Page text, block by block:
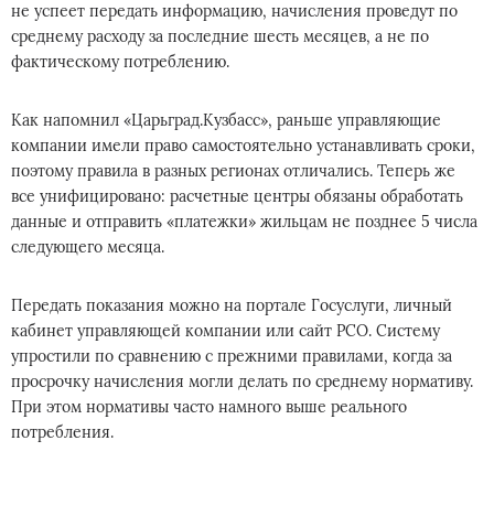
не успеет передать информацию, начисления проведут по
среднему расходу за последние шесть месяцев, а не по
фактическому потреблению.
Как напомнил «Царьград.Кузбасс», раньше управляющие
компании имели право самостоятельно устанавливать сроки,
поэтому правила в разных регионах отличались. Теперь же
все унифицировано: расчетные центры обязаны обработать
данные и отправить «платежки» жильцам не позднее 5 числа
следующего месяца.
Передать показания можно на портале Госуслуги, личный
кабинет управляющей компании или сайт РСО. Систему
упростили по сравнению с прежними правилами, когда за
просрочку начисления могли делать по среднему нормативу.
При этом нормативы часто намного выше реального
потребления.